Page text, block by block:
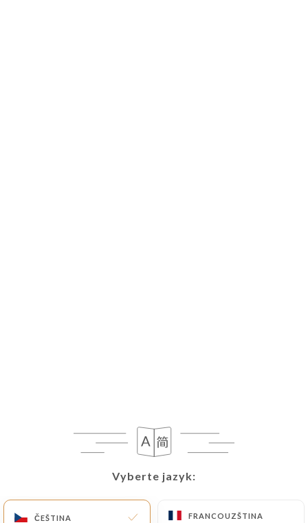
Vyberte jazyk:
ČEŠTINA FRANCOUZŠTINA
Vyberte jazyk:
ČEŠTINA FRANCOUZŠTINA